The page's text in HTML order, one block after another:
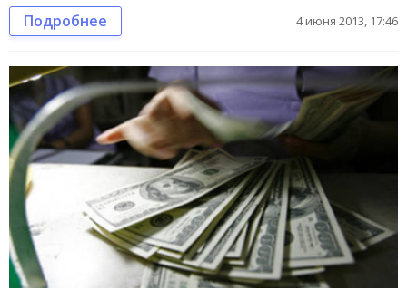
Подробнее 4 июня 2013, 17:46